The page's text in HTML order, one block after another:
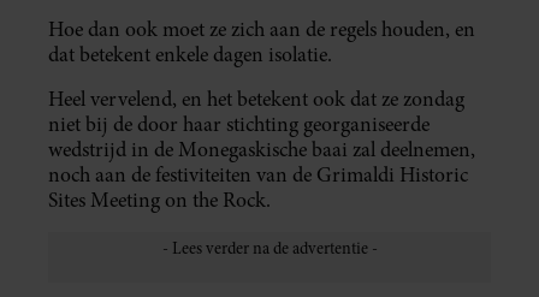
Hoe dan ook moet ze zich aan de regels houden, en
dat betekent enkele dagen isolatie.
Heel vervelend, en het betekent ook dat ze zondag
niet bij de door haar stichting georganiseerde
wedstrijd in de Monegaskische baai zal deelnemen,
noch aan de festiviteiten van de Grimaldi Historic
Sites Meeting on the Rock.